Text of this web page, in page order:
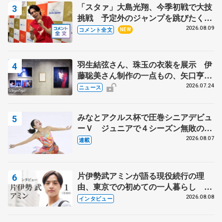
「スタァ」大島光翔、今季初戦で大技
挑戦 予定外のジャンプを跳びたくな
った理由とは… 【関東サマートロフ
コメント全文 NEW 2026.08.09
羽生結弦さん、珠玉の衣装を展示 伊
藤聡美さん制作の一点もの、矢口亨さ
んが撮影
ニュース 2026.07.24
みなとアクルス杯で圧巻シニアデビュ
ーＶ ジュニアで４シーズン無敗の島
田麻央
連載 2026.08.07
片伊勢武アミンが語る現役続行の理
由、東京での初めての一人暮らし 注
目スケーターの「今」に迫る
インタビュー 2026.08.08